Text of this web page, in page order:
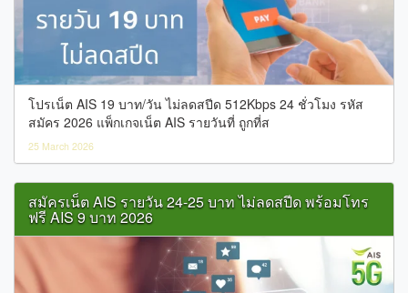
โปรเน็ต AIS 19 บาท/วัน ไม่ลดสปีด 512Kbps 24 ชั่วโมง รหัส
สมัคร 2026 แพ็กเกจเน็ต AIS รายวันที่ ถูกที่ส
25 March 2026
สมัครเน็ต AIS รายวัน 24-25 บาท ไม่ลดสปีด พร้อมโทร
ฟรี AIS 9 บาท 2026